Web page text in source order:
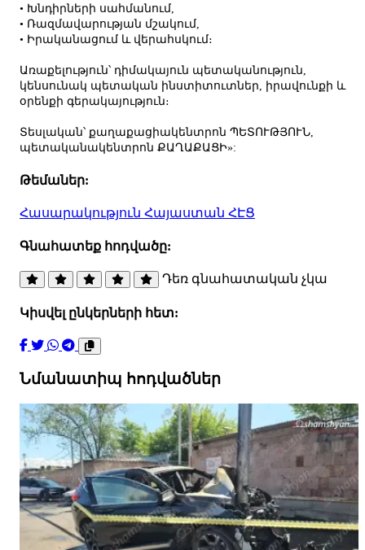
• Խնդիրների սահմանում,
• Ռազմավարության մշակում,
• Իրականացում և վերահսկում։
Առաքելություն՝ դիմակայուն պետականություն,
կենսունակ պետական ինստիտուտներ, իրավունքի և
օրենքի գերակայություն։
Տեսլական՝ քաղաքացիակենտրոն ՊԵՏՈՒԹՅՈՒՆ,
պետականակենտրոն ՔԱՂԱՔԱՑԻ»:
Թեմաներ:
Հասարակություն Հայաստան ՀԷՑ
Գնահատեք հոդվածը:
Դեռ գնահատական չկա
Կիսվել ընկերների հետ:
Նմանատիպ հոդվածներ